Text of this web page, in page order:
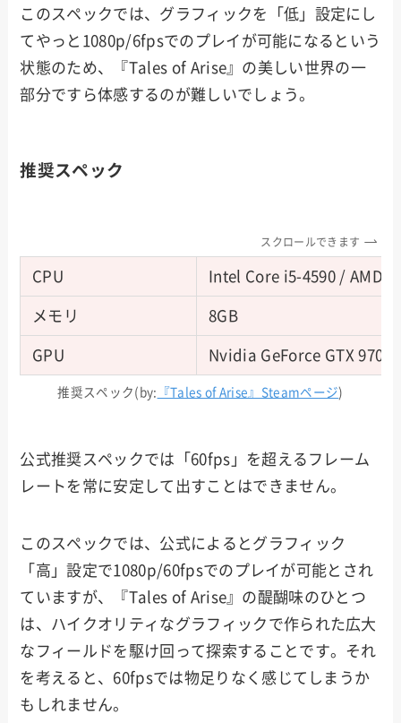
このスペックでは、グラフィックを「低」設定にし
てやっと1080p/6fpsでのプレイが可能になるという
状態のため、『Tales of Arise』の美しい世界の一
部分ですら体感するのが難しいでしょう。
推奨スペック
スクロールできます
CPU Intel Core i5-4590 / AMD
メモリ 8GB
GPU Nvidia GeForce GTX 970 /
推奨スペック(by: 『Tales of Arise』Steamページ)
公式推奨スペックでは「60fps」を超えるフレーム
レートを常に安定して出すことはできません。
このスペックでは、公式によるとグラフィック
「高」設定で1080p/60fpsでのプレイが可能とされ
ていますが、『Tales of Arise』の醍醐味のひとつ
は、ハイクオリティなグラフィックで作られた広大
なフィールドを駆け回って探索することです。それ
を考えると、60fpsでは物足りなく感じてしまうか
もしれません。